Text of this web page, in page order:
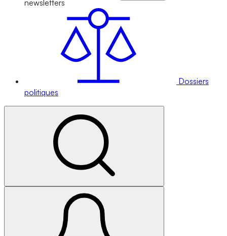
newsletters
Dossiers
politiques